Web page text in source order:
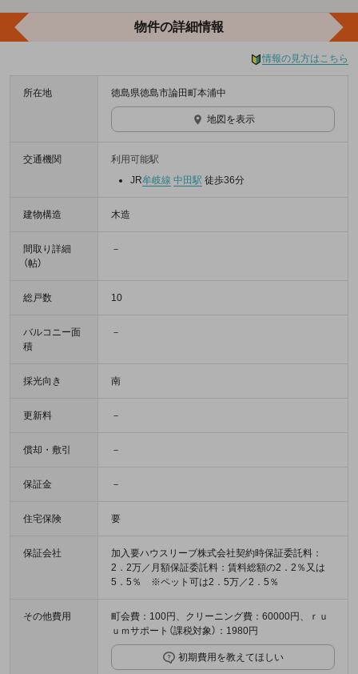
物件の詳細情報
情報の見方はこちら
所在地 徳島県徳島市論田町本浦中
地図を表示
交通機関
利用可能駅
JR牟岐線 中田駅 徒歩36分
建物構造 木造
間取り詳細
（帖）
－
総戸数 10
バルコニー面
積
－
採光向き 南
更新料 －
償却・敷引 －
保証金 －
住宅保険 要
保証会社
加入要ハウスリーブ株式会社契約時保証委託料：
2．2万／月額保証委託料：賃料総額の2．2％又は
5．5％ ※ペット可は2．5万／2．5％
その他費用
町会費：100円、クリーニング費：60000円、ｒｕ
ｕｍサポート（課税対象）：1980円
初期費用を教えてほしい